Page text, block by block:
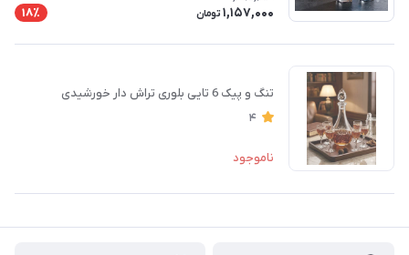
1,157,000 تومان 18٪
تنگ و پیک 6 تایی بلوری تراش دار خورشیدی
4
ناموجود